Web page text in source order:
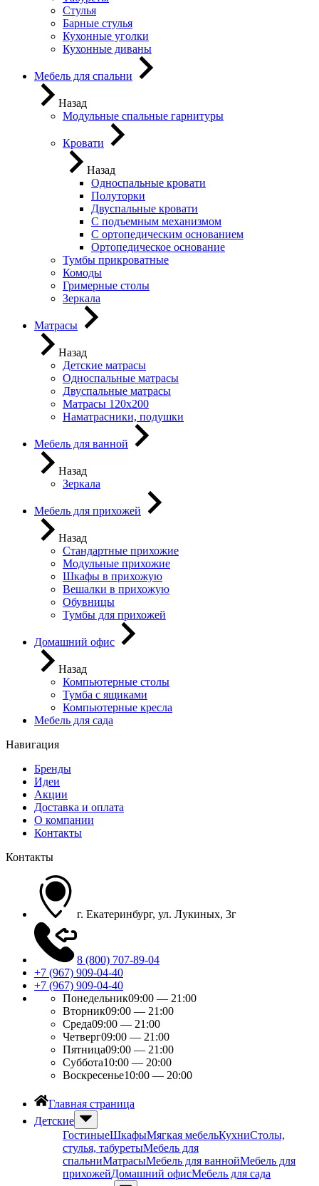
Стулья
Барные стулья
Кухонные уголки
Кухонные диваны
Мебель для спальни
Назад
Модульные спальные гарнитуры
Кровати
Назад
Односпальные кровати
Полуторки
Двуспальные кровати
С подъемным механизмом
С ортопедическим основанием
Ортопедическое основание
Тумбы прикроватные
Комоды
Гримерные столы
Зеркала
Матрасы
Назад
Детские матрасы
Односпальные матрасы
Двуспальные матрасы
Матрасы 120х200
Наматрасники, подушки
Мебель для ванной
Назад
Зеркала
Мебель для прихожей
Назад
Стандартные прихожие
Модульные прихожие
Шкафы в прихожую
Вешалки в прихожую
Обувницы
Тумбы для прихожей
Домашний офис
Назад
Компьютерные столы
Тумба с ящиками
Компьютерные кресла
Мебель для сада
Навигация
Бренды
Идеи
Акции
Доставка и оплата
О компании
Контакты
Контакты
г. Екатеринбург, ул. Лукиных, 3г
8 (800) 707-89-04
+7 (967) 909-04-40
+7 (967) 909-04-40
Понедельник09:00 — 21:00
Вторник09:00 — 21:00
Среда09:00 — 21:00
Четверг09:00 — 21:00
Пятница09:00 — 21:00
Суббота10:00 — 20:00
Воскресенье10:00 — 20:00
Главная страница
Детские
ГостиныеШкафыМягкая мебельКухниСтолы,
стулья, табуретыМебель для
спальниМатрасыМебель для ваннойМебель для
прихожейДомашний офисМебель для сада